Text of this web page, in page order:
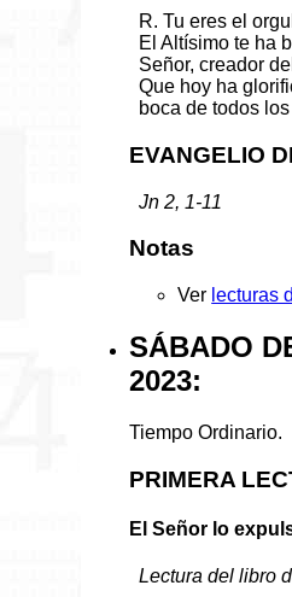
R. Tu eres el
El Altísimo te ha
Señor, creador
Que hoy ha
boca de todos
EVANGELIO
Jn 2, 1-11
Notas
Ver lecturas
SÁBADO
2023:
Tiempo Ordinario.
PRIMERA
El Señor lo
Lectura del libro